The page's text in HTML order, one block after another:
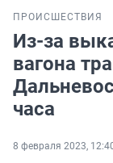
ПРОИСШЕСТВИЯ
Из-за
вагона
часа
8 февраля 2023,